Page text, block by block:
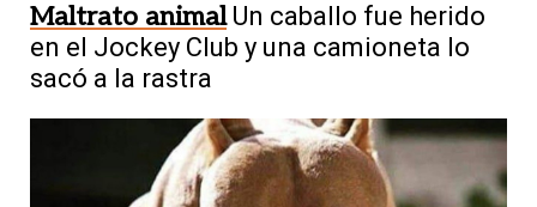
Maltrato animal Un caballo fue herido
en el Jockey Club y una camioneta lo
sacó a la rastra